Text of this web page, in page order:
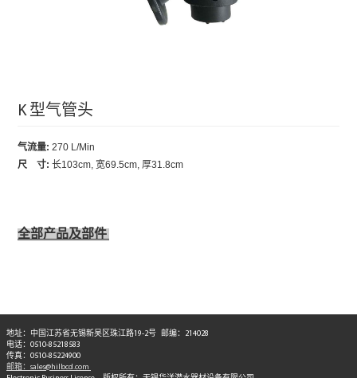
K 型气管头
气流量: 270 L/Min
尺 寸: 长103cm, 宽69.5cm, 厚31.8cm
全部产品及部件
地址：中国江苏省无锡新吴区珠江路19-2号 邮编：214028
电话：0510-85218583
传真：0510-85224900
邮箱：sales@hilbcd.com